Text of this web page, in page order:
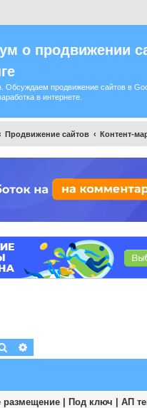
о продвижении
продвижение сайтов в
в интернете.
Продвижение сайтов Контент-
Поиск
размещение | Под ключ | АП